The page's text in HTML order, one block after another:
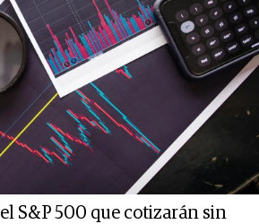
S&P 500 que cotizarán sin